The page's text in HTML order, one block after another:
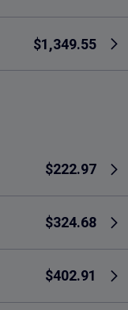
$1,349.55
$222.97
$324.68
$402.91